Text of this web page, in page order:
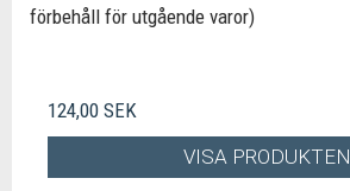
förbehåll för utgående varor)
124,00 SEK
VISA PRODUKTEN